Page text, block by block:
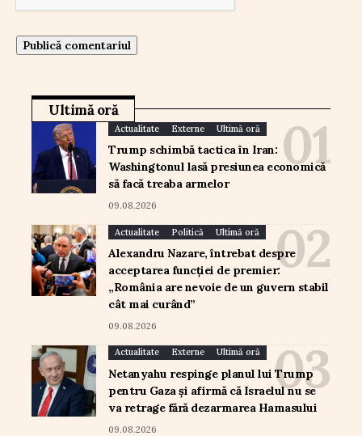
Ultimă oră
Actualitate Externe Ultimă oră
Trump schimbă tactica în Iran:
Washingtonul lasă presiunea economică
să facă treaba armelor
09.08.2026
Actualitate Politică Ultimă oră
Alexandru Nazare, întrebat despre
acceptarea funcției de premier:
„România are nevoie de un guvern stabil
cât mai curând”
09.08.2026
Actualitate Externe Ultimă oră
Netanyahu respinge planul lui Trump
pentru Gaza și afirmă că Israelul nu se
va retrage fără dezarmarea Hamasului
09.08.2026